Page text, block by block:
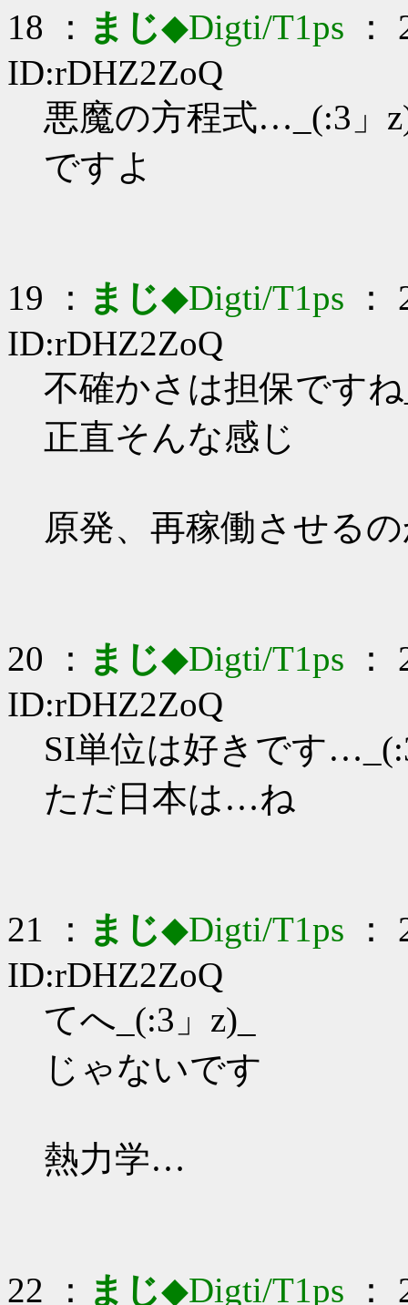
18 ： まじ◆Digti/T1ps ：
ID:rDHZ2ZoQ
悪魔の方程式…_(:3」
ですよ
19 ： まじ◆Digti/T1ps ：
ID:rDHZ2ZoQ
不確かさは担保です
正直そんな感じ
原発、再稼働させる
20 ： まじ◆Digti/T1ps ：
ID:rDHZ2ZoQ
SI単位は好きです
ただ日本は…ね
21 ： まじ◆Digti/T1ps ：
ID:rDHZ2ZoQ
てへ_(:3」z)_
じゃないです
熱力学…
22 ： まじ◆Digti/T1ps ：